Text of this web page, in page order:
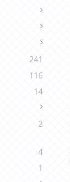
241
116
14
2
4
1